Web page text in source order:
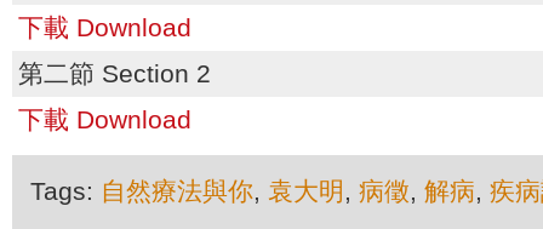
下載 Download
第二節 Section 2
下載 Download
Tags: 自然療法與你, 袁大明 , 病徵, 解病, 疾